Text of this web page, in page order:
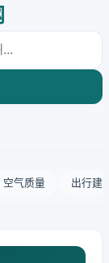
空气质量 出行建